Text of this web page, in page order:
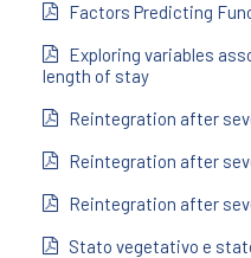
Factors Predicting
Exploring variables
length of stay
Reintegration after
Reintegration after
Reintegration after
Stato vegetativo e